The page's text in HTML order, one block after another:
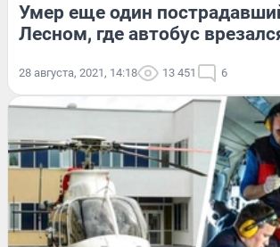
Умер еще один
Лесном, где автобус
28 августа, 2021, 14:18 13 451 6